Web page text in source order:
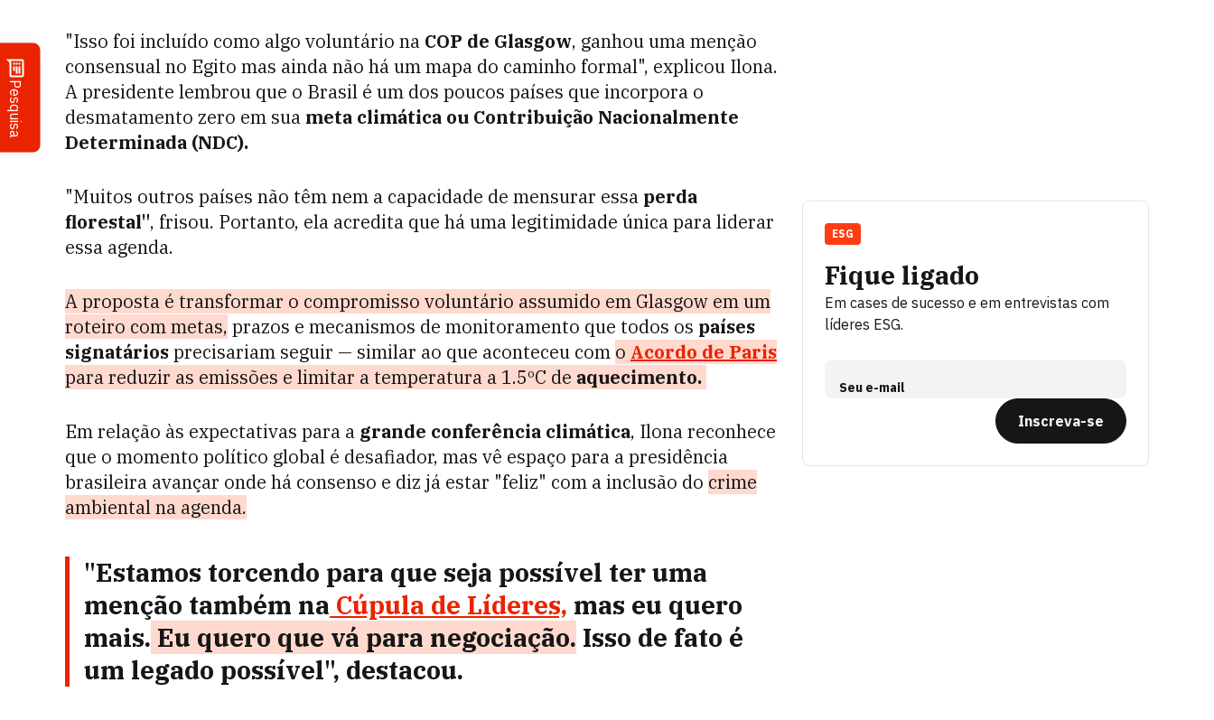
Pesquisa
"Isso foi incluído como algo voluntário na COP de Glasgow, ganhou uma menção
consensual no Egito mas ainda não há um mapa do caminho formal", explicou Ilona.
A presidente lembrou que o Brasil é um dos poucos países que incorpora o
desmatamento zero em sua meta climática ou Contribuição Nacionalmente
Determinada (NDC).
"Muitos outros países não têm nem a capacidade de mensurar essa perda
florestal", frisou. Portanto, ela acredita que há uma legitimidade única para liderar
essa agenda.
A proposta é transformar o compromisso voluntário assumido em Glasgow em um
roteiro com metas, prazos e mecanismos de monitoramento que todos os países
signatáriosprecisariam seguir — similar ao que aconteceu com o Acordo de Paris
para reduzir as emissões e limitar a temperatura a 1.5ºC de aquecimento.
Em relação às expectativas para a grande conferência climática, Ilona reconhece
que o momento político global é desafiador, mas vê espaço para a presidência
brasileira avançar onde há consenso e diz já estar "feliz" com a inclusão do crime
ambiental na agenda.
"Estamos torcendo para que seja possível ter uma
menção também na Cúpula de Líderes, mas eu quero
mais. Eu quero que vá para negociação. Isso de fato é
um legado possível", destacou.
Fique ligado
Em cases de sucesso e em entrevistas com
líderes ESG.
Seu e-mail
Inscreva-se
ESG